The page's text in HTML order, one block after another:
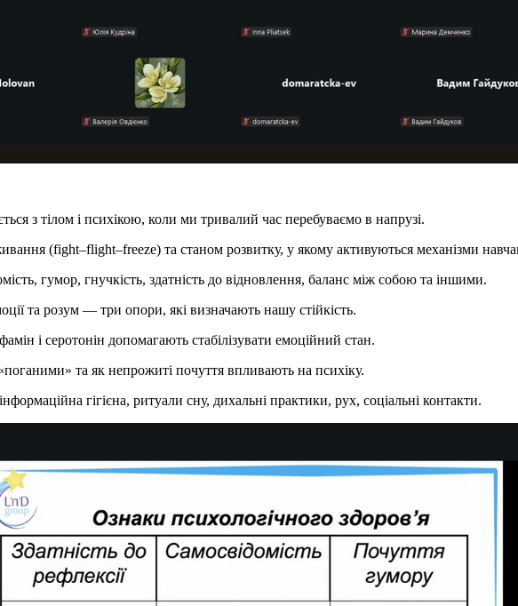
з тілом і психікою, коли ми тривалий час перебуваємо в напрузі.
(fight–flight–freeze) та станом розвитку, у якому активуються механізми
гумор, гнучкість, здатність до відновлення, баланс між собою та іншими.
та розум — три опори, які визначають нашу стійкість.
і серотонін допомагають стабілізувати емоційний стан.
та як непрожиті почуття впливають на психіку.
гігієна, ритуали сну, дихальні практики, рух, соціальні контакти.